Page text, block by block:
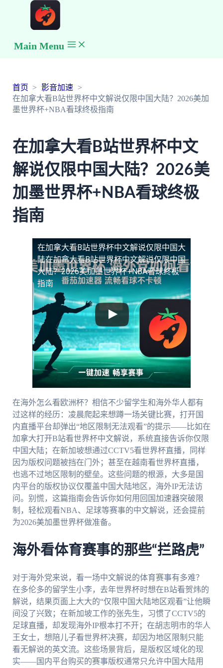
Main Menu
首页
影音加速
在加拿大看B站世界杯中文解说仅限中国大陆？2026美加
墨世界杯+NBA看球终极指南
在加拿大看B站世界杯中文
解说仅限中国大陆？2026美
加墨世界杯+NBA看球终极
指南
在加拿大看B站世界杯中文解说仅限中国大
陆在加拿大看B站世界杯中文解说仅限中国
大陆？2026美加墨世界杯+NBA看球终极
指南
在海外怎么看欧洲杯？相信不少留学生和海外华人都有
过这样的经历：凌晨爬起来想蹲一场关键比赛，打开国
内直播平台却弹出“地区限制无法观看”的提示——比如在
加拿大打开B站看世界杯中文解说，系统直接告诉你仅限
中国大陆；在新加坡想通过CCTV5看世界杯直播，同样
因为版权问题被挡在门外；甚至在越南看世界杯直播，
也逃不过地区限制的壁垒。这些问题的根源，大多是国
内平台的版权协议仅覆盖中国大陆地区，海外IP无法访
问。别慌，这篇指南会告诉你如何用回国加速器突破限
制，轻松观看NBA、足球等赛事的中文解说，还会提前
为2026美加墨世界杯做准备。
海外看体育赛事的那些“拦路虎”
对于海外党来说，看一场中文解说的体育赛事有多难？
在多伦多的留学生小李，去年世界杯时想在B站看贺炜的
解说，结果页面上大大的“仅限中国大陆地区观看”让他瞬
间没了兴致；在新加坡工作的张先生，习惯了CCTV5的
足球直播，却发现海外IP根本打不开；在胡志明市的华人
王女士，想陪儿子看世界杯决赛，却因为地区限制只能
看无解说的英文流。这些场景背后，是版权区域化的现
实——国内平台购买的赛事版权通常只允许中国大陆用